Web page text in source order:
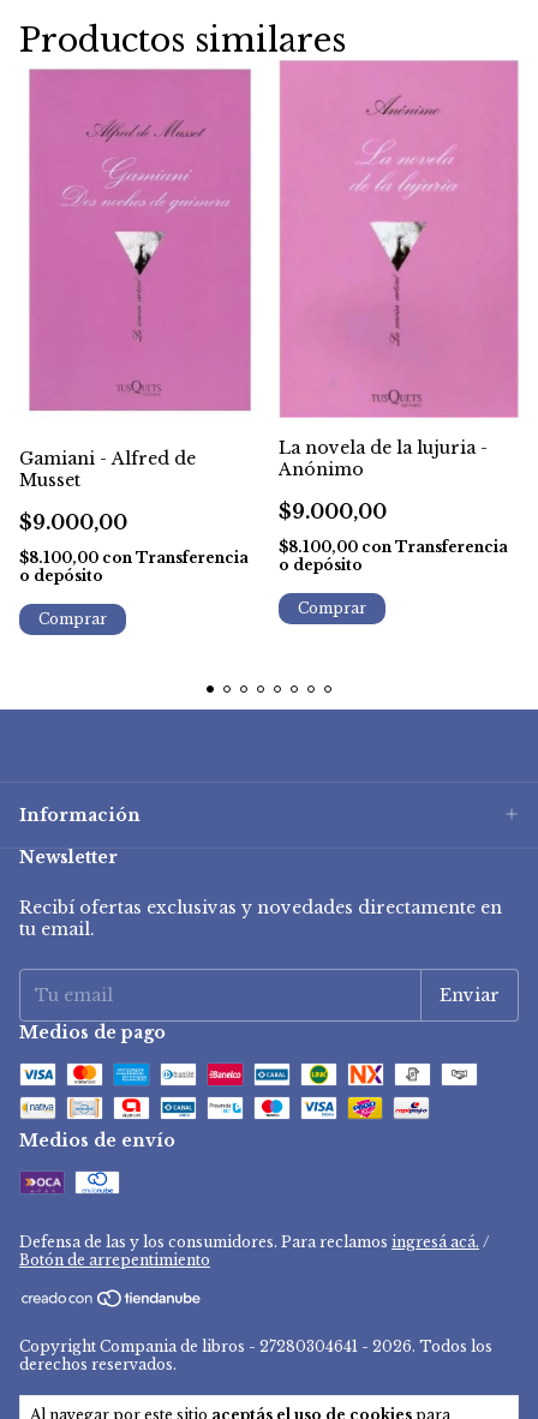
Al navegar por este sitio aceptás el uso de cookies para
Productos similares
Gamiani - Alfred de
Musset
$9.000,00
$8.100,00 con Transferencia
o depósito
La novela de la lujuria -
Anónimo
$9.000,00
$8.100,00 con Transferencia
o depósito
Información
Newsletter
Recibí ofertas exclusivas y novedades directamente en
tu email.
Medios de pago
Medios de envío
Defensa de las y los consumidores. Para reclamos ingresá acá. /
Botón de arrepentimiento
Copyright Compania de libros - 27280304641 - 2026. Todos los
derechos reservados.